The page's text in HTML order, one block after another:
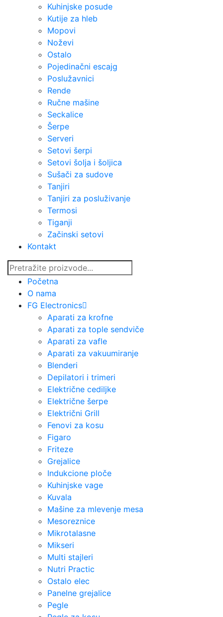
Kuhinjske posude
Kutije za hleb
Mopovi
Noževi
Ostalo
Pojedinačni escajg
Poslužavnici
Rende
Ručne mašine
Seckalice
Šerpe
Serveri
Setovi šerpi
Setovi šolja i šoljica
Sušači za sudove
Tanjiri
Tanjiri za posluživanje
Termosi
Tiganji
Začinski setovi
Kontakt
Početna
O nama
FG Electronics
Aparati za krofne
Aparati za tople sendviče
Aparati za vafle
Aparati za vakuumiranje
Blenderi
Depilatori i trimeri
Električne cediljke
Električne šerpe
Električni Grill
Fenovi za kosu
Figaro
Friteze
Grejalice
Indukcione ploče
Kuhinjske vage
Kuvala
Mašine za mlevenje mesa
Mesoreznice
Mikrotalasne
Mikseri
Multi stajleri
Nutri Practic
Ostalo elec
Panelne grejalice
Pegle